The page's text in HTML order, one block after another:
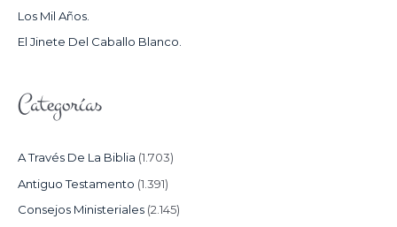
:Los Mil Años.
El Jinete Del Caballo Blanco.
Categorías
A Través De La Biblia (1.703)
Antiguo Testamento (1.391)
Consejos Ministeriales (2.145)